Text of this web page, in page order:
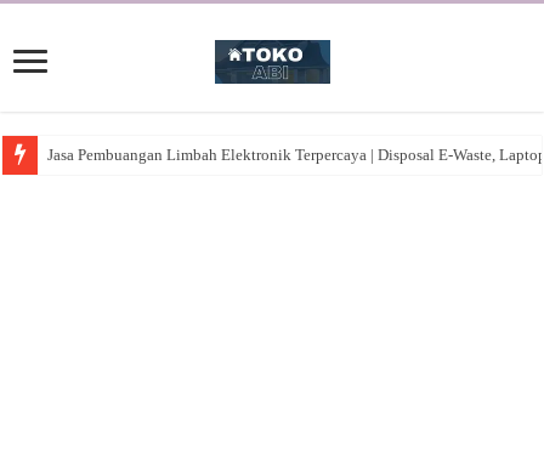
Jasa Pembuangan Limbah Elektronik Terpercaya | Disposal E-Waste,